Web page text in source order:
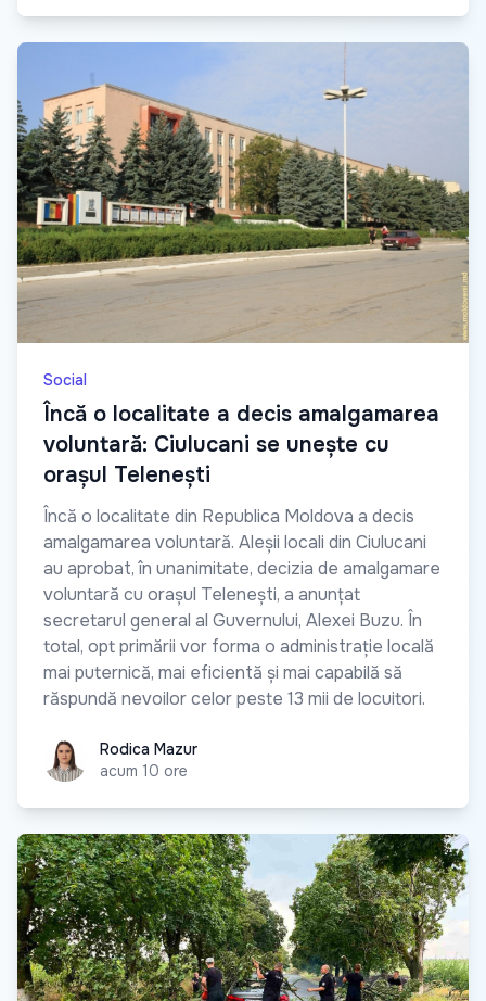
Social
Încă o localitate a decis amalgamarea
voluntară: Ciulucani se unește cu
orașul Telenești
Încă o localitate din Republica Moldova a decis
amalgamarea voluntară. Aleșii locali din Ciulucani
au aprobat, în unanimitate, decizia de amalgamare
voluntară cu orașul Telenești, a anunțat
secretarul general al Guvernului, Alexei Buzu. În
total, opt primării vor forma o administrație locală
mai puternică, mai eficientă și mai capabilă să
răspundă nevoilor celor peste 13 mii de locuitori.
Rodica MazurRodica Mazur
acum 10 ore